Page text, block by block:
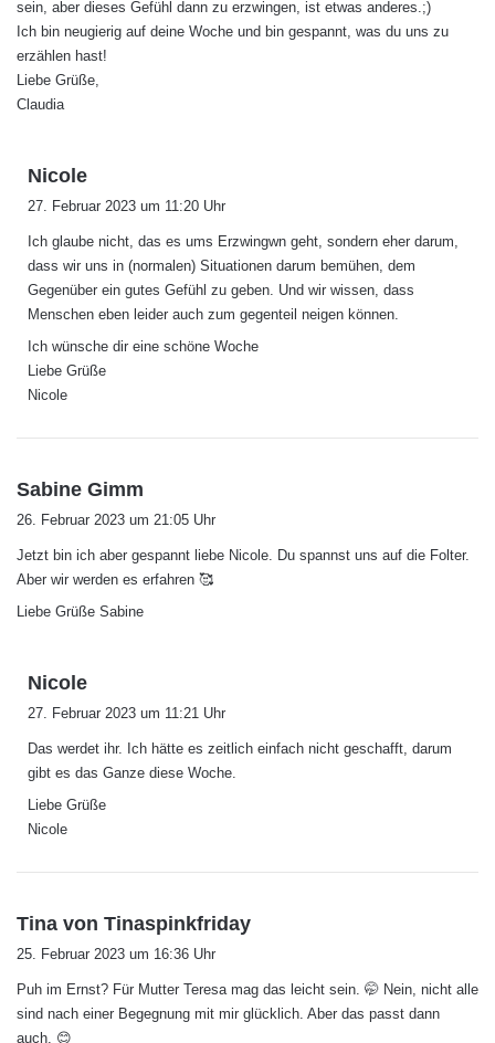
:
sein, aber dieses Gefühl dann zu erzwingen, ist etwas anderes.;)
Ich bin neugierig auf deine Woche und bin gespannt, was du uns zu
erzählen hast!
Liebe Grüße,
Claudia
Nicole
t
:
27. Februar 2023 um 11:20 Uhr
Ich glaube nicht, das es ums Erzwingwn geht, sondern eher darum,
dass wir uns in (normalen) Situationen darum bemühen, dem
Gegenüber ein gutes Gefühl zu geben. Und wir wissen, dass
Menschen eben leider auch zum gegenteil neigen können.
Ich wünsche dir eine schöne Woche
Liebe Grüße
Nicole
Sabine Gimm
t
:
26. Februar 2023 um 21:05 Uhr
Jetzt bin ich aber gespannt liebe Nicole. Du spannst uns auf die Folter.
Aber wir werden es erfahren 🥰
Liebe Grüße Sabine
Nicole
t
:
27. Februar 2023 um 11:21 Uhr
Das werdet ihr. Ich hätte es zeitlich einfach nicht geschafft, darum
gibt es das Ganze diese Woche.
Liebe Grüße
Nicole
Tina von Tinaspinkfriday
t
:
25. Februar 2023 um 16:36 Uhr
Puh im Ernst? Für Mutter Teresa mag das leicht sein. 🤭 Nein, nicht alle
sind nach einer Begegnung mit mir glücklich. Aber das passt dann
auch. 😊